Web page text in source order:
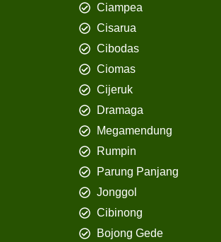
Ciampea
Cisarua
Cibodas
Ciomas
Cijeruk
Dramaga
Megamendung
Rumpin
Parung Panjang
Jonggol
Cibinong
Bojong Gede